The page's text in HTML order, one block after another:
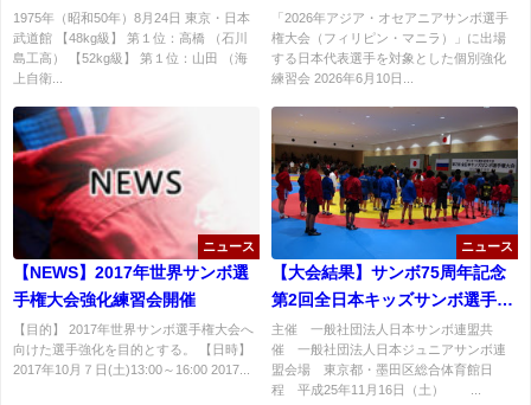
1975年（昭和50年）8月24日 東京・日本
武道館 【48kg級】 第１位：高橋 （石川
島工高） 【52kg級】 第１位：山田 （海
上自衛...
別強化練習会を実施
「2026年アジア・オセアニアサンボ選手
権大会（フィリピン・マニラ）」に出場
する日本代表選手を対象とした個別強化
練習会 2026年6月10日...
ニュース
【NEWS】2017年世界サンボ選
手権大会強化練習会開催
【目的】 2017年世界サンボ選手権大会へ
向けた選手強化を目的とする。 【日時】
2017年10月７日(土)13:00～16:00 2017...
ニュース
【大会結果】サンボ75周年記念
第2回全日本キッズサンボ選手権
大会結果
主催 一般社団法人日本サンボ連盟共
催 一般社団法人日本ジュニアサンボ連
盟会場 東京都・墨田区総合体育館日
程 平成25年11月16日（土） ...